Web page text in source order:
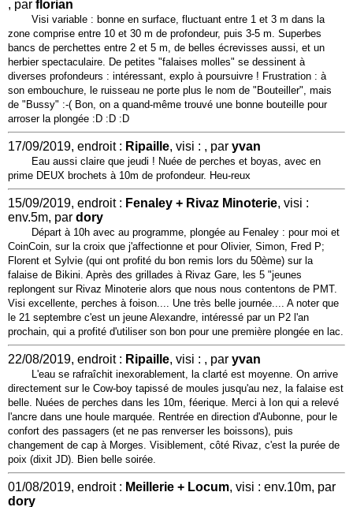
, par florian
Visi variable : bonne en surface, fluctuant entre 1 et 3 m dans la
zone comprise entre 10 et 30 m de profondeur, puis 3-5 m. Superbes
bancs de perchettes entre 2 et 5 m, de belles écrevisses aussi, et un
herbier spectaculaire. De petites "falaises molles" se dessinent à
diverses profondeurs : intéressant, explo à poursuivre ! Frustration : à
son embouchure, le ruisseau ne porte plus le nom de "Bouteiller", mais
de "Bussy" :-( Bon, on a quand-même trouvé une bonne bouteille pour
arroser la plongée :D :D :D
17/09/2019, endroit : Ripaille, visi : , par yvan
Eau aussi claire que jeudi ! Nuée de perches et boyas, avec en
prime DEUX brochets à 10m de profondeur. Heu-reux
15/09/2019, endroit : Fenaley + Rivaz Minoterie, visi :
env.5m, par dory
Départ à 10h avec au programme, plongée au Fenaley : pour moi et
CoinCoin, sur la croix que j'affectionne et pour Olivier, Simon, Fred P;
Florent et Sylvie (qui ont profité du bon remis lors du 50ème) sur la
falaise de Bikini. Après des grillades à Rivaz Gare, les 5 "jeunes
replongent sur Rivaz Minoterie alors que nous nous contentons de PMT.
Visi excellente, perches à foison.... Une très belle journée.... A noter que
le 21 septembre c'est un jeune Alexandre, intéressé par un P2 l'an
prochain, qui a profité d'utiliser son bon pour une première plongée en lac.
22/08/2019, endroit : Ripaille, visi : , par yvan
L'eau se rafraîchit inexorablement, la clarté est moyenne. On arrive
directement sur le Cow-boy tapissé de moules jusqu'au nez, la falaise est
belle. Nuées de perches dans les 10m, féerique. Merci à Ion qui a relevé
l'ancre dans une houle marquée. Rentrée en direction d'Aubonne, pour le
confort des passagers (et ne pas renverser les boissons), puis
changement de cap à Morges. Visiblement, côté Rivaz, c'est la purée de
poix (dixit JD). Bien belle soirée.
01/08/2019, endroit : Meillerie + Locum, visi : env.10m, par
dory